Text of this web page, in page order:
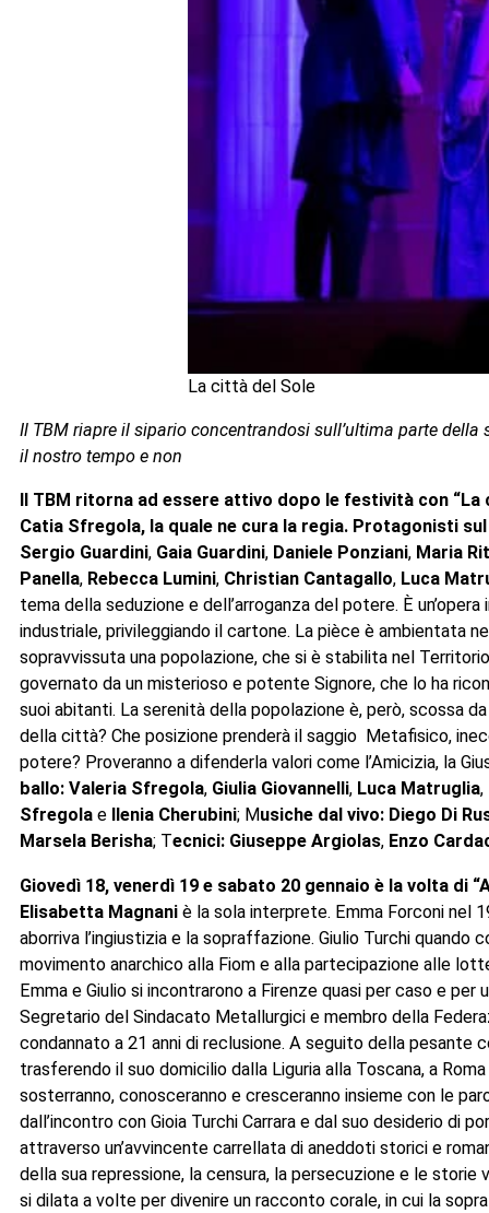
La città del Sole
Il TBM riapre il sipario concentrandosi sull’ultima parte
il nostro tempo e non
Il TBM ritorna ad essere attivo dopo le festività con
Catia Sfregola, la quale ne cura la regia. Protagonisti
Sergio Guardini, Gaia Guardini, Daniele Ponziani, Maria
Panella, Rebecca Lumini, Christian Cantagallo, Luca
tema della seduzione e dell’arroganza del potere. È
industriale, privileggiando il cartone. La pièce è ambientata
sopravvissuta una popolazione, che si è stabilita nel
governato da un misterioso e potente Signore, che lo ha
suoi abitanti. La serenità della popolazione è, però, scossa
della città? Che posizione prenderà il saggio Metafisico,
potere? Proveranno a difenderla valori come l’Amicizia, la
ballo: Valeria Sfregola, Giulia Giovannelli, Luca Matruglia,
Sfregola e Ilenia Cherubini; Musiche dal vivo: Diego Di
Marsela Berisha; Tecnici: Giuseppe Argiolas, Enzo
Giovedì 18, venerdì 19 e sabato 20 gennaio è la volta
Elisabetta Magnani è la sola interprete. Emma Forconi nel
aborriva l’ingiustizia e la sopraffazione. Giulio Turchi
movimento anarchico alla Fiom e alla partecipazione alle
Emma e Giulio si incontrarono a Firenze quasi per caso e
Segretario del Sindacato Metallurgici e membro della
condannato a 21 anni di reclusione. A seguito della pesante
trasferendo il suo domicilio dalla Liguria alla Toscana, a
sosterranno, conosceranno e cresceranno insieme con le
dall’incontro con Gioia Turchi Carrara e dal suo desiderio di
attraverso un’avvincente carrellata di aneddoti storici e
della sua repressione, la censura, la persecuzione e le storie
si dilata a volte per divenire un racconto corale, in cui la